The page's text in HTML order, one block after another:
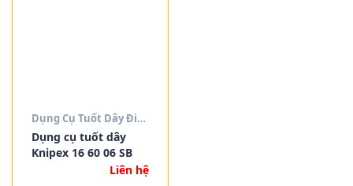
Dụng Cụ Tuốt Dây Điện
Dụng cụ tuốt dây
Knipex 16 60 06 SB
Liên hệ